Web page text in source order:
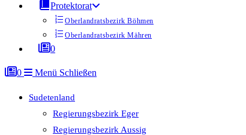
Protektorat
Oberlandratsbezirk Böhmen
Oberlandratsbezirk Mähren
0
0 Menü Schließen
Sudetenland
Regierungsbezirk Eger
Regierungsbezirk Aussig